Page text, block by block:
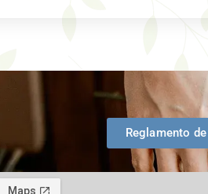
Reglamento